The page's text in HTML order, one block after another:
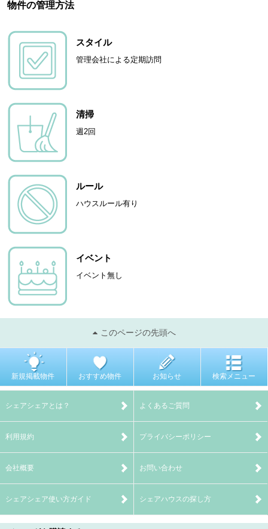
物件の管理方法
スタイル
管理会社による定期訪問
清掃
週2回
ルール
ハウスルール有り
イベント
イベント無し
このページの先頭へ
新規掲載物件 おすすめ物件 お知らせ 検索メニュー
シェアシェアとは？ よくあるご質問
利用規約 プライバシーポリシー
会社概要 お問い合わせ
シェアシェア使い方ガイド シェアハウスの探し方